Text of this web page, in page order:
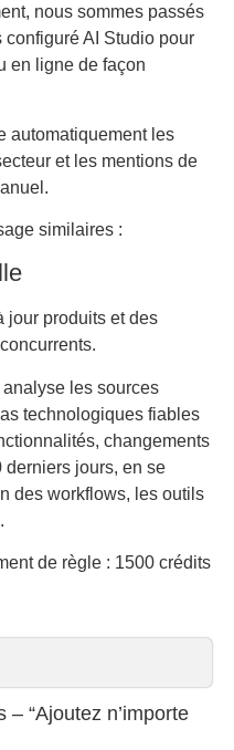
nous sommes passés
configuré AI Studio pour
en ligne de façon
automatiquement les
et les mentions de
similaires :
jour produits et des
analyse les sources
technologiques fiables
changements
derniers jours, en se
des workflows, les outils
de règle : 1500 crédits
“Ajoutez n’importe